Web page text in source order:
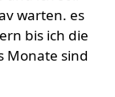
warten. es
bis ich die
Monate sind